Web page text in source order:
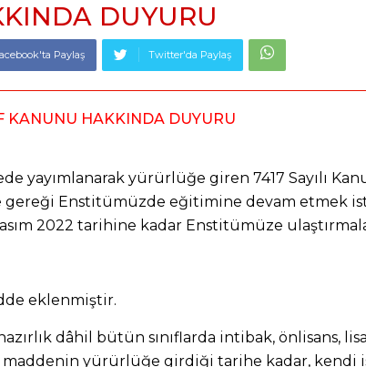
DUYURU
Paylaş Twitter'da Paylaş
KANUNU HAKKINDA DUYURU
yayımlanarak yürürlüğe giren 7417 Sayılı
gereği Enstitümüzde eğitimine devam etmek
2022 tarihine kadar Enstitümüze
eklenmiştir.
dâhil bütün sınıflarda intibak, önlisans,
maddenin yürürlüğe girdiği tarihe kadar, kendi